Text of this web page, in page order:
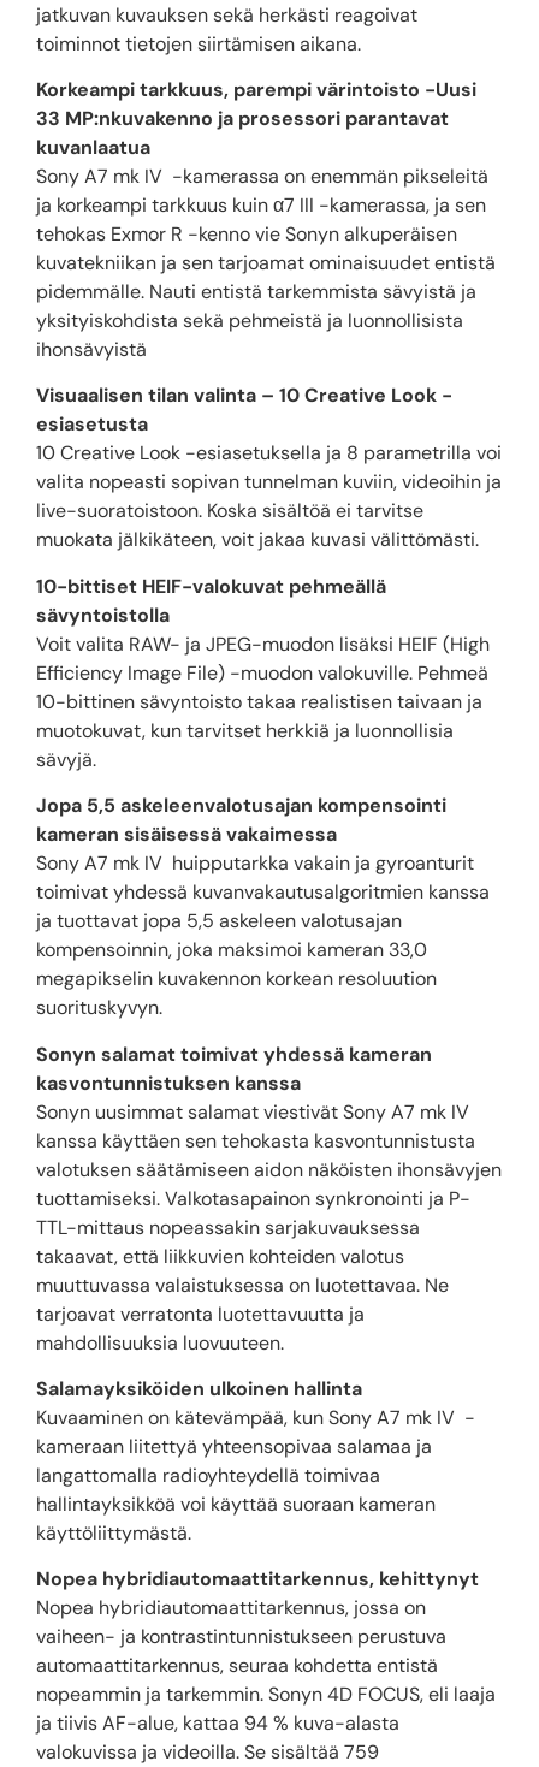
jatkuvan kuvauksen sekä herkästi reagoivat
toiminnot tietojen siirtämisen aikana.
Korkeampi tarkkuus, parempi värintoisto -Uusi
33 MP:nkuvakenno ja prosessori parantavat
kuvanlaatua
Sony A7 mk IV -kamerassa on enemmän pikseleitä
ja korkeampi tarkkuus kuin α7 III -kamerassa, ja sen
tehokas Exmor R -kenno vie Sonyn alkuperäisen
kuvatekniikan ja sen tarjoamat ominaisuudet entistä
pidemmälle. Nauti entistä tarkemmista sävyistä ja
yksityiskohdista sekä pehmeistä ja luonnollisista
ihonsävyistä
Visuaalisen tilan valinta – 10 Creative Look -
esiasetusta
10 Creative Look -esiasetuksella ja 8 parametrilla voi
valita nopeasti sopivan tunnelman kuviin, videoihin ja
live-suoratoistoon. Koska sisältöä ei tarvitse
muokata jälkikäteen, voit jakaa kuvasi välittömästi.
10-bittiset HEIF-valokuvat pehmeällä
sävyntoistolla
Voit valita RAW- ja JPEG-muodon lisäksi HEIF (High
Efficiency Image File) -muodon valokuville. Pehmeä
10-bittinen sävyntoisto takaa realistisen taivaan ja
muotokuvat, kun tarvitset herkkiä ja luonnollisia
sävyjä.
Jopa 5,5 askeleenvalotusajan kompensointi
kameran sisäisessä vakaimessa
Sony A7 mk IV huipputarkka vakain ja gyroanturit
toimivat yhdessä kuvanvakautusalgoritmien kanssa
ja tuottavat jopa 5,5 askeleen valotusajan
kompensoinnin, joka maksimoi kameran 33,0
megapikselin kuvakennon korkean resoluution
suorituskyvyn.
Sonyn salamat toimivat yhdessä kameran
kasvontunnistuksen kanssa
Sonyn uusimmat salamat viestivät Sony A7 mk IV
kanssa käyttäen sen tehokasta kasvontunnistusta
valotuksen säätämiseen aidon näköisten ihonsävyjen
tuottamiseksi. Valkotasapainon synkronointi ja P-
TTL-mittaus nopeassakin sarjakuvauksessa
takaavat, että liikkuvien kohteiden valotus
muuttuvassa valaistuksessa on luotettavaa. Ne
tarjoavat verratonta luotettavuutta ja
mahdollisuuksia luovuuteen.
Salamayksiköiden ulkoinen hallinta
Kuvaaminen on kätevämpää, kun Sony A7 mk IV -
kameraan liitettyä yhteensopivaa salamaa ja
langattomalla radioyhteydellä toimivaa
hallintayksikköä voi käyttää suoraan kameran
käyttöliittymästä.
Nopea hybridiautomaattitarkennus, kehittynyt
Nopea hybridiautomaattitarkennus, jossa on
vaiheen- ja kontrastintunnistukseen perustuva
automaattitarkennus, seuraa kohdetta entistä
nopeammin ja tarkemmin. Sonyn 4D FOCUS, eli laaja
ja tiivis AF-alue, kattaa 94 % kuva-alasta
valokuvissa ja videoilla. Se sisältää 759